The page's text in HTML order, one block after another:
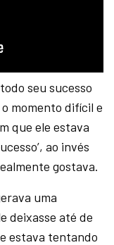
seu sucesso
momento difícil e
que ele estava
ao invés
gostava.
uma
deixasse até de
estava tentando